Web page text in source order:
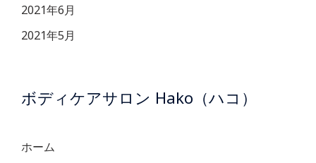
2021年6月
2021年5月
ボディケアサロン Hako（ハコ）
ホーム